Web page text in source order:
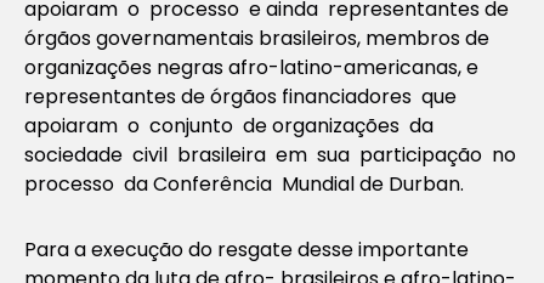
apoiaram o processo e ainda representantes de
órgãos governamentais brasileiros, membros de
organizações negras afro-latino-americanas, e
representantes de órgãos financiadores que
apoiaram o conjunto de organizações da
sociedade civil brasileira em sua participação no
processo da Conferência Mundial de Durban.
Para a execução do resgate desse importante